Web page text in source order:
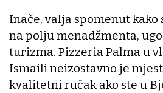
Inače, valja spomenut kako
na polju menadžmenta,
turizma. Pizzeria Palma u
Ismaili neizostavno je
kvalitetni ručak ako ste u